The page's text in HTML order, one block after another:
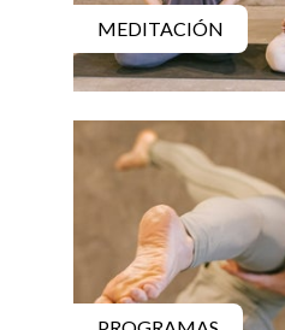
MEDITACIÓN